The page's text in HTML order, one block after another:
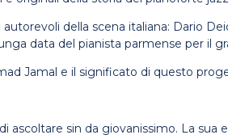
della scena italiana: Dario
data del pianista parmense per il
Jamal e il significato di questo
sin da giovanissimo. La